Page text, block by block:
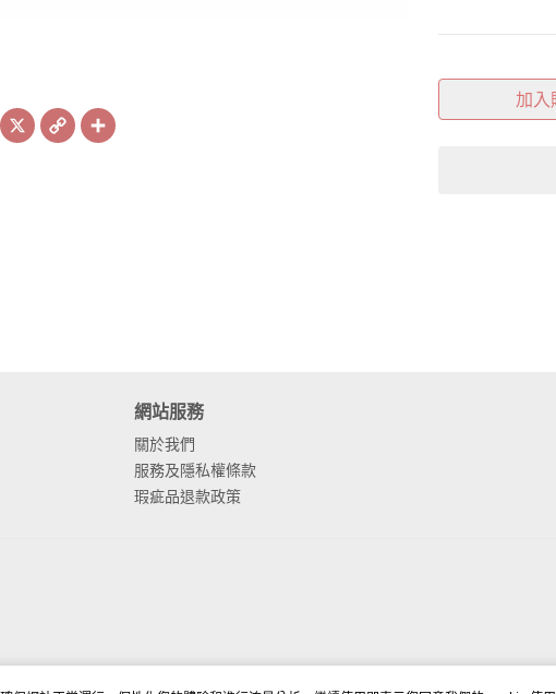
Facebook
X Copy
Link
加入
網站服務
關於我們
服務及隱私權條款
瑕疵品退款政策